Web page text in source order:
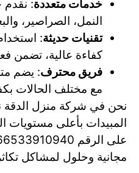
خدمات متعددة: نقدم
النمل، الصراصير،
تقنيات حديثة:
كفاءة عالية، تضمن
فريق محترف: يضم
مع مختلف الحالات
نحن في شركة منزل
المبيدات بأعلى مستويات
مجانية وحلول لمشاكل